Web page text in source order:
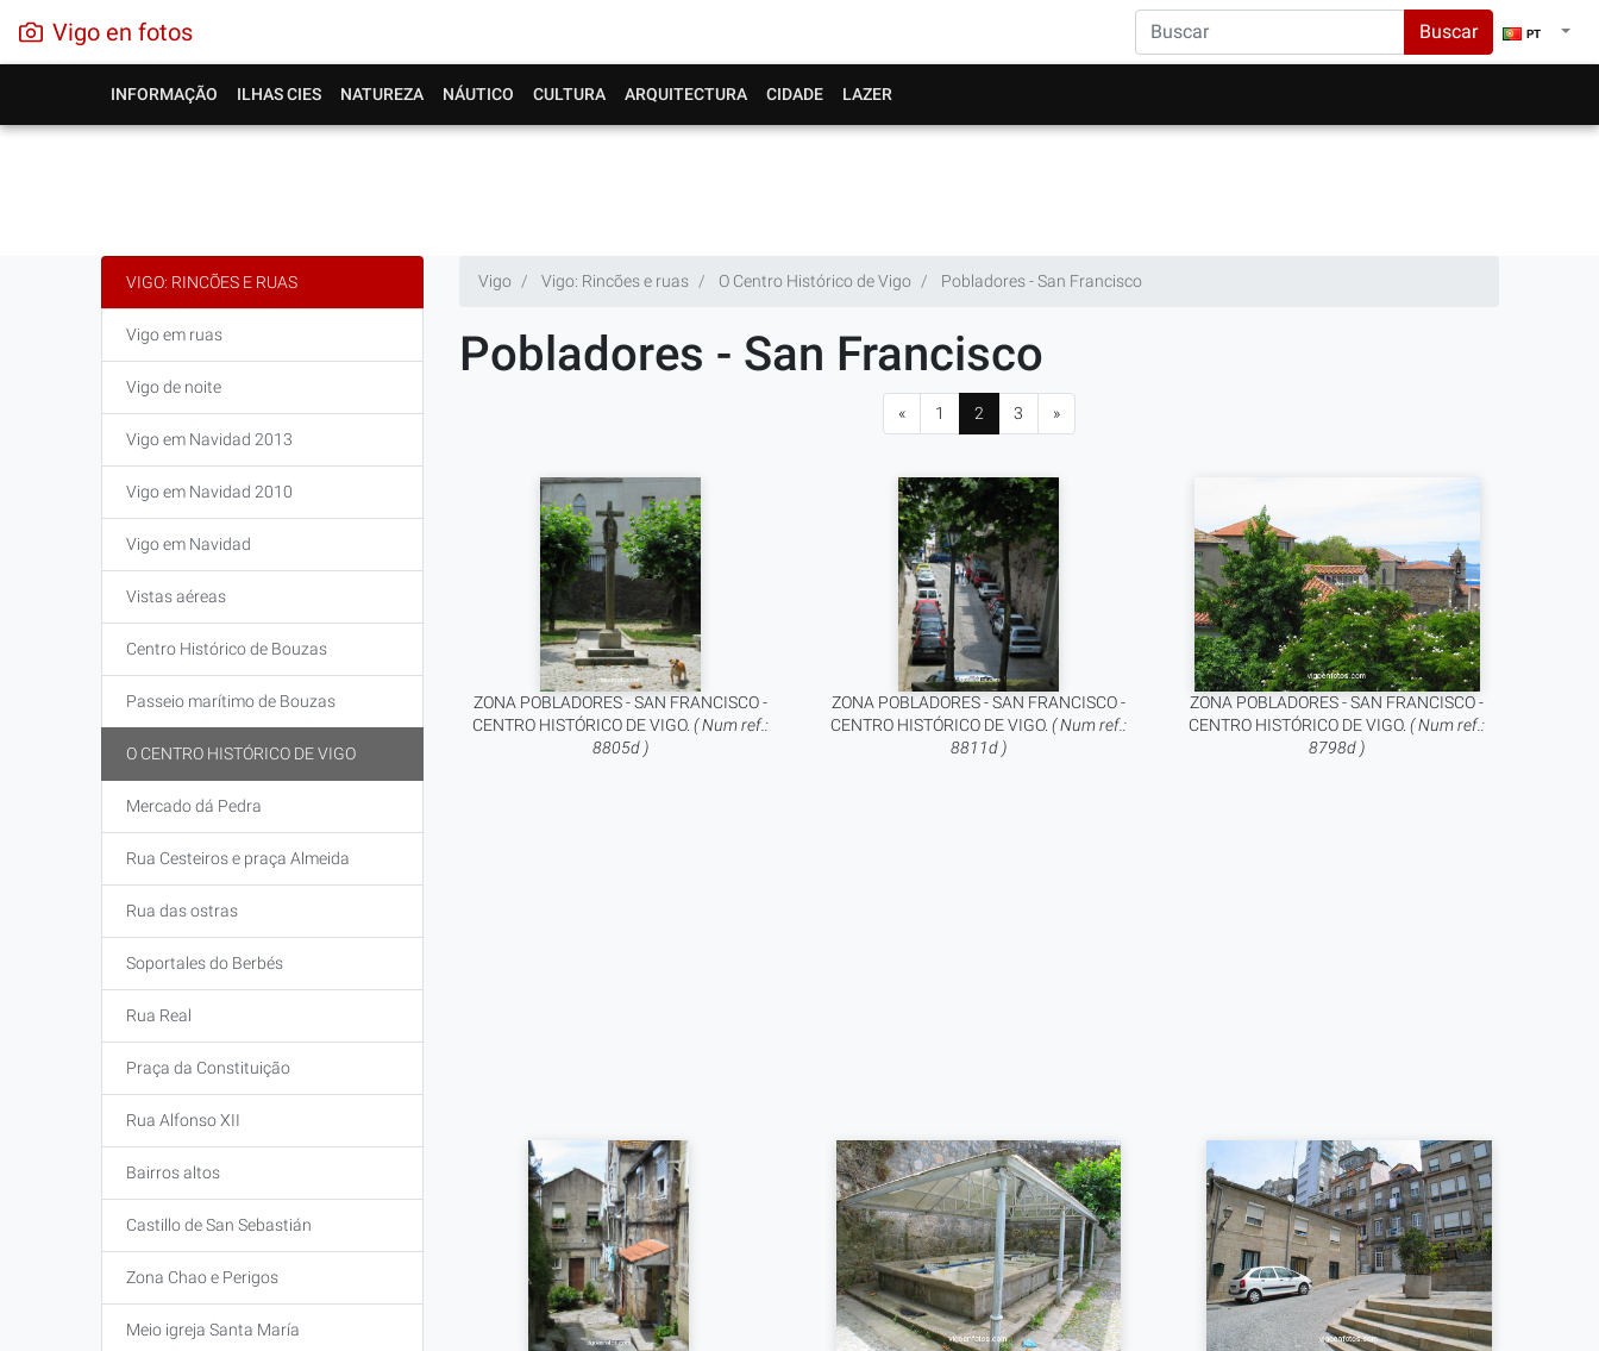
Vigo en fotos Buscar PT
INFORMAÇÃO ILHAS CIES NATUREZA NÁUTICO CULTURA ARQUITECTURA CIDADE LAZER
Vigo Vigo: Rincões e ruas O Centro Histórico de Vigo Pobladores - San Francisco
Pobladores - San Francisco
« 1 2 3 »
ZONA POBLADORES - SAN FRANCISCO -
CENTRO HISTÓRICO DE VIGO. ( Num ref.:
8805d )
ZONA POBLADORES - SAN FRANCISCO -
CENTRO HISTÓRICO DE VIGO.( Num ref.:
8811d )
ZONA POBLADORES - SAN FRANCISCO -
CENTRO HISTÓRICO DE VIGO.( Num ref.:
8798d )
VIGO: RINCÕES E RUAS
Vigo em ruas
Vigo de noite
Vigo em Navidad 2013
Vigo em Navidad 2010
Vigo em Navidad
Vistas aéreas
Centro Histórico de Bouzas
Passeio marítimo de Bouzas
O CENTRO HISTÓRICO DE VIGO
Mercado dá Pedra
Rua Cesteiros e praça Almeida
Rua das ostras
Soportales do Berbés
Rua Real
Praça da Constituição
Rua Alfonso XII
Bairros altos
Castillo de San Sebastián
Zona Chao e Perigos
Meio igreja Santa María